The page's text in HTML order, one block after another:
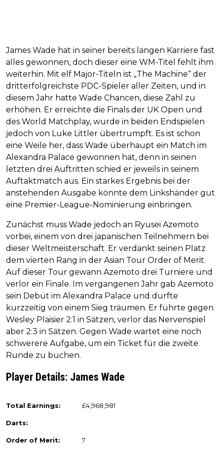
James Wade hat in seiner bereits langen Karriere fast
alles gewonnen, doch dieser eine WM-Titel fehlt ihm
weiterhin. Mit elf Major-Titeln ist „The Machine“ der
dritterfolgreichste PDC-Spieler aller Zeiten, und in
diesem Jahr hatte Wade Chancen, diese Zahl zu
erhöhen. Er erreichte die Finals der UK Open und
des World Matchplay, wurde in beiden Endspielen
jedoch von Luke Littler übertrumpft. Es ist schon
eine Weile her, dass Wade überhaupt ein Match im
Alexandra Palace gewonnen hat, denn in seinen
letzten drei Auftritten schied er jeweils in seinem
Auftaktmatch aus. Ein starkes Ergebnis bei der
anstehenden Ausgabe könnte dem Linkshänder gut
eine Premier-League-Nominierung einbringen.
Zunächst muss Wade jedoch an Ryusei Azemoto
vorbei, einem von drei japanischen Teilnehmern bei
dieser Weltmeisterschaft. Er verdankt seinen Platz
dem vierten Rang in der Asian Tour Order of Merit.
Auf dieser Tour gewann Azemoto drei Turniere und
verlor ein Finale. Im vergangenen Jahr gab Azemoto
sein Debüt im Alexandra Palace und durfte
kurzzeitig von einem Sieg träumen. Er führte gegen
Wesley Plaisier 2:1 in Sätzen, verlor das Nervenspiel
aber 2:3 in Sätzen. Gegen Wade wartet eine noch
schwerere Aufgabe, um ein Ticket für die zweite
Runde zu buchen.
Player Details: James Wade
Total Earnings: £4,968,981
Darts:
Order of Merit: 7